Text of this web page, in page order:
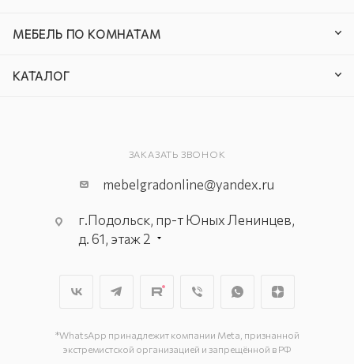
МЕБЕЛЬ ПО КОМНАТАМ
КАТАЛОГ
ЗАКАЗАТЬ ЗВОНОК
mebelgradonline@yandex.ru
г.Подольск, пр-т Юных Ленинцев,
д. 61, этаж 2
г. Подольск, ул. Станционная, д. 11
*WhatsApp принадлежит компании Meta, признанной
экстремистской организацией и запрещённой в РФ